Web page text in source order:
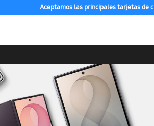
Aceptamos las principales tarjetas de